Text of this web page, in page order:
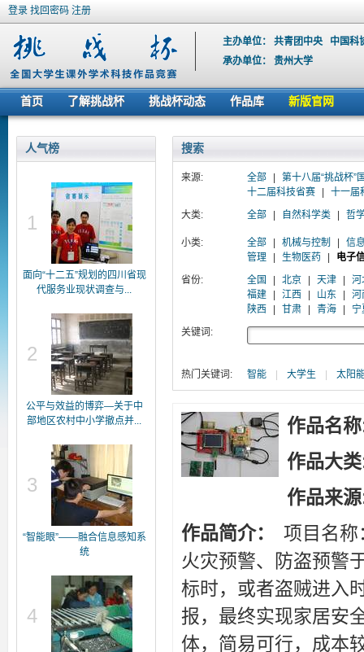
登录 找回密码 注册
主办单位：共青团中央
中国科
承办单位：贵州大学
首页 了解挑战杯 挑战杯动态 作品库 新版官网
人气榜
1
面向“十二五”规划的四川省现
代服务业现状调查与...
2
公平与效益的博弈—关于中
部地区农村中小学撤点并...
3
“智能眼”——融合信息感知系
统
4
搜索
来源: 全部
第十八届“挑战杯”
十二届科技省赛
十一届
大类:
全部 自然科学类 哲
小类: 全部 机械与控制
信
管理
生物医药
电子
省份:
全国 北京 天津
河
福建
江西 山东
河
陕西
甘肃 青海
宁
关键词:
热门关键词: 智能 大学生 太阳
作品名
作品大
作品来
作品简介：
项目名称
火灾预警、防盗预警
标时，或者盗贼进入
报，最终实现家居安
体，简易可行，成本